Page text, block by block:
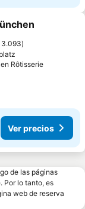
Rôtisserie
Ver precios
de las páginas
Por lo tanto, es
web de reserva